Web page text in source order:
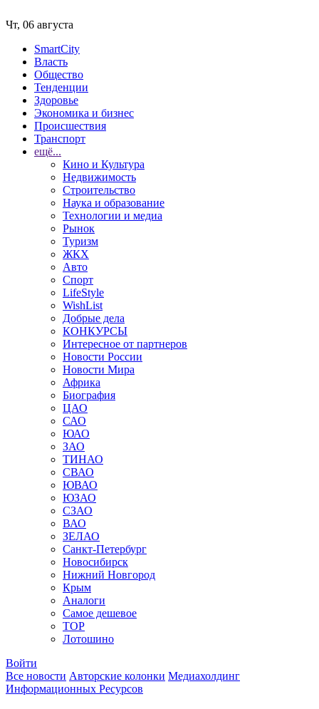
Чт, 06 августа
SmartCity
Власть
Общество
Тенденции
Здоровье
Экономика и бизнес
Происшествия
Транспорт
ещё...
Кино и Культура
Недвижимость
Строительство
Наука и образование
Технологии и медиа
Рынок
Туризм
ЖКХ
Авто
Спорт
LifeStyle
WishList
Добрые дела
КОНКУРСЫ
Интересное от партнеров
Новости России
Новости Мира
Африка
Биография
ЦАО
САО
ЮАО
ЗАО
ТИНАО
СВАО
ЮВАО
ЮЗАО
СЗАО
ВАО
ЗЕЛАО
Санкт-Петербург
Новосибирск
Нижний Новгород
Крым
Аналоги
Самое дешевое
TOP
Лотошино
Войти
Все новости Авторские колонки Медиахолдинг
Информационных Ресурсов